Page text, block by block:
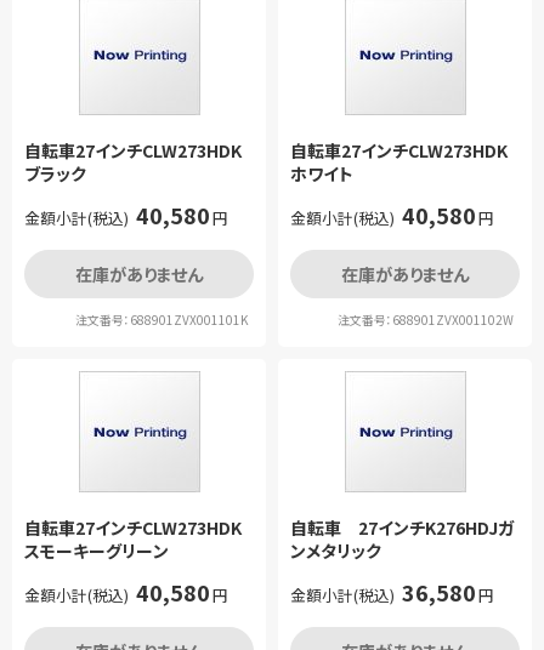
自転車27インチCLW273HDK
ブラック
金額小計(税込) 40,580円
在庫がありません
注文番号：688901ZVX001101K
自転車27インチCLW273HDK
ホワイト
金額小計(税込) 40,580円
在庫がありません
注文番号：688901ZVX001102W
自転車27インチCLW273HDK
スモーキーグリーン
金額小計(税込) 40,580円
自転車 27インチK276HDJガ
ンメタリック
金額小計(税込) 36,580円